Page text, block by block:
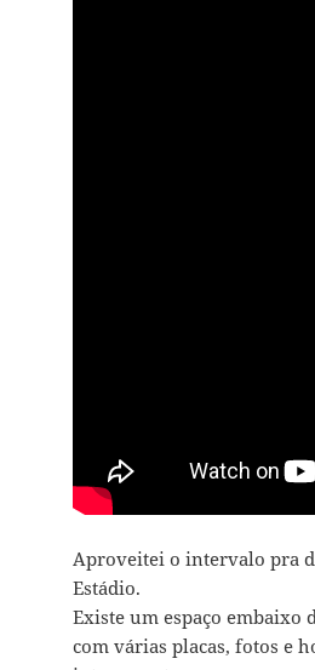
Aproveitei o intervalo pra
Estádio.
Existe um espaço embaixo
com várias placas, fotos e